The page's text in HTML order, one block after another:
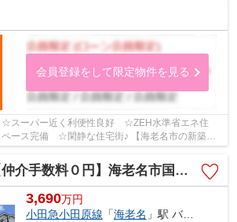
会員登録をして限定物件を見る
☆スーパー近く利便性良好 ☆ZEH水準省エネ住
ース完備 ☆閑静な住宅街♪ 【海老名市の新築一
ングボイスにお任せください！】
介手数料０円】海老名市国分寺台4丁目 新築一戸建て A号棟 全2棟
3,690万円
小田急小田原線 「海老名 」駅 バス19分 「国分寺台第９」 停歩3分